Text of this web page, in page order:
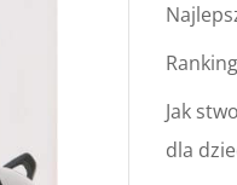
Jak
dla